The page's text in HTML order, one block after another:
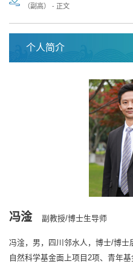
（副高）
- 正文
个人简介
冯淦 副教授/博士生导师
冯淦，男，四川邻水人，博士/博
自然科学基金面上项目2项、青年